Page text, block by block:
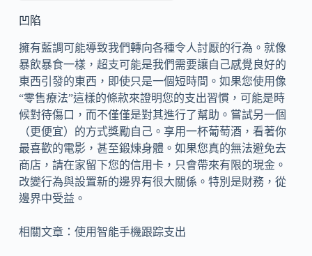
凹陷
擁有藍調可能導致我們轉向各種令人討厭的行為。就像
暴飲暴食一樣，超支可能是我們需要讓自己感覺良好的
東西引發的東西，即使只是一個短時間。如果您使用像
“零售療法”這樣的條款來證明您的支出習慣，可能是時
候對待傷口，而不僅僅是對其進行了幫助。嘗試另一個
（更便宜）的方式獎勵自己。享用一杯葡萄酒，看著你
最喜歡的電影，甚至鍛煉身體。如果您真的無法避免去
商店，請在家留下您的信用卡，只會帶來有限的現金。
改變行為與設置新的邊界有很大關係。特別是財務，從
邊界中受益。
相關文章：使用智能手機跟踪支出